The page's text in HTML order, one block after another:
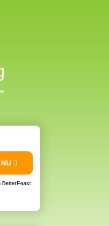
BetterFeast